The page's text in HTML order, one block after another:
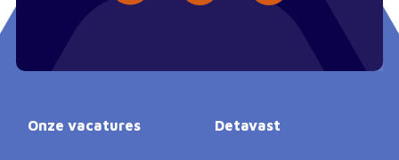
Onze vacatures Detavast